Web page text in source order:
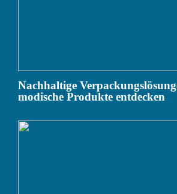
Nachhaltige
modische Produkte entdecken